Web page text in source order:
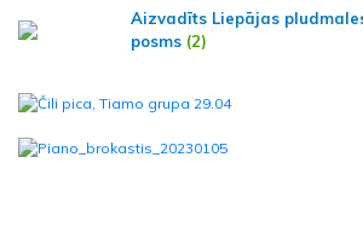
Aizvadīts Liepājas
posms (2)